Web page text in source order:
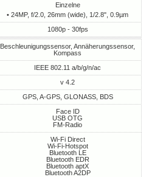
Einzelne
• 24MP, f/2.0, 26mm (wide), 1/2.8", 0.9µm
1080p - 30fps
Beschleunigungssensor, Annäherungssensor,
Kompass
IEEE 802.11 a/b/g/n/ac
v 4.2
GPS, A-GPS, GLONASS, BDS
Face ID
USB OTG
FM-Radio
Wi-Fi Direct
Wi-Fi-Hotspot
Bluetooth LE
Bluetooth EDR
Bluetooth aptX
Bluetooth A2DP